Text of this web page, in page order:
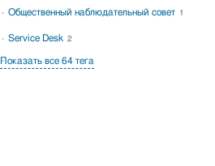
Общественный наблюдательный совет 1
Service Desk 2
Показать все 64 тега